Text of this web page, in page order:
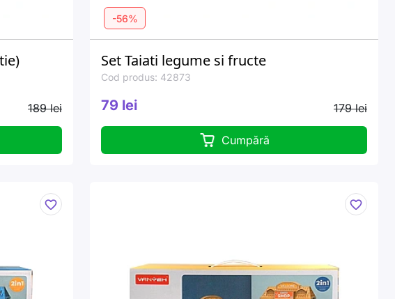
189 lei
-56%
Set Taiati legume si fructe
Cod produs: 42873
79 lei 179 lei
Cumpără